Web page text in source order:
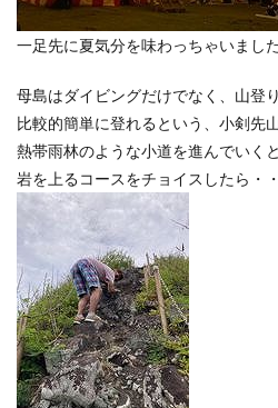
一足先に夏気分を味わっちゃいました
母島はダイビングだけでなく、山登
比較的簡単に登れるという、小剣先
熱帯雨林のような小道を進んでいく
岩を上るコースをチョイスしたら・